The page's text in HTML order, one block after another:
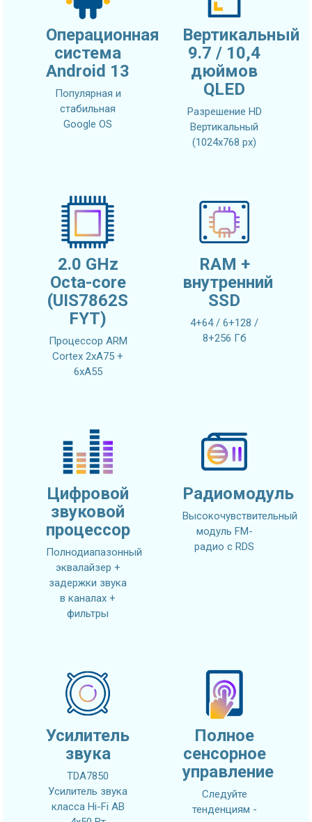
Операционная
система
Android 13
Популярная и
стабильная
Google OS
Вертикальный
9.7 / 10,4
дюймов
QLED
Разрешение HD
Вертикальный
(1024x768 px)
2.0 GHz
Octa-core
(UIS7862S
FYT)
Процессор ARM
Cortex 2xA75 +
6xA55
RAM +
внутренний
SSD
4+64 / 6+128 /
8+256 Гб
Цифровой
звуковой
процессор
Полнодиапазонный
эквалайзер +
задержки звука
в каналах +
фильтры
Радиомодуль
Высокочувствительный
модуль FM-
радио с RDS
Усилитель
звука
TDA7850
Усилитель звука
класса Hi-Fi AB
Полное
сенсорное
управление
Следуйте
тенденциям -